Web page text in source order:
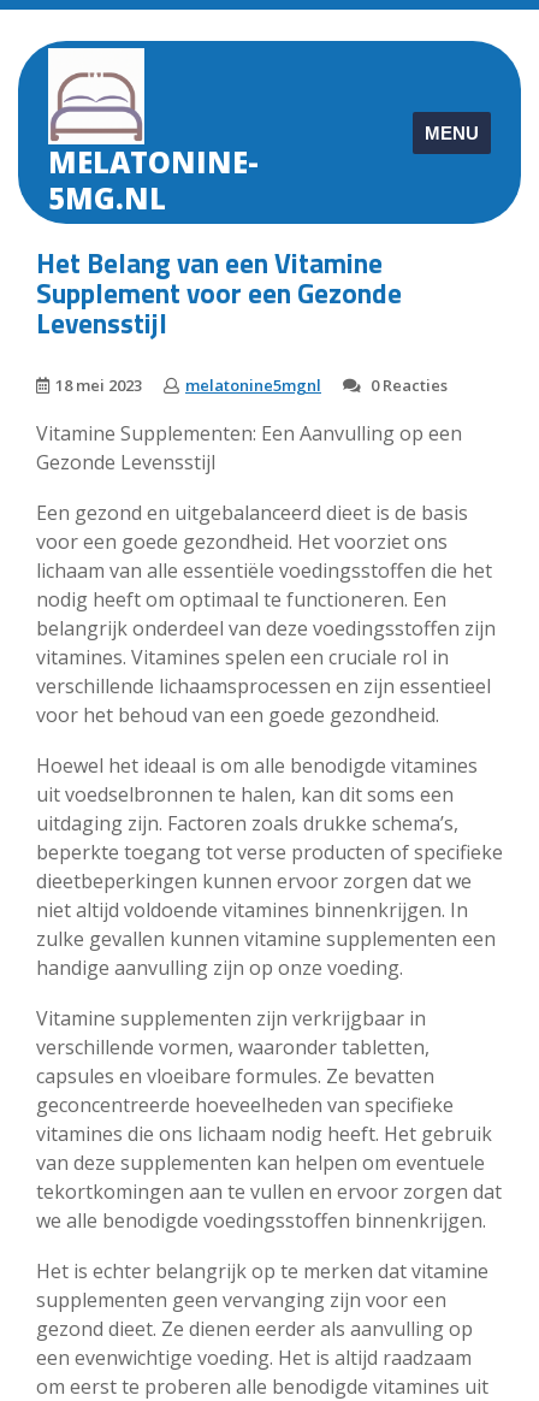
Skip
content
MELATONINE-
5MG.NL
MENU
Het Belang van een Vitamine
Supplement voor een Gezonde
Levensstijl
18 mei 2023 melatonine5mgnl 0 Reacties
Vitamine Supplementen: Een Aanvulling op een
Gezonde Levensstijl
Een gezond en uitgebalanceerd dieet is de basis
voor een goede gezondheid. Het voorziet ons
lichaam van alle essentiële voedingsstoffen die het
nodig heeft om optimaal te functioneren. Een
belangrijk onderdeel van deze voedingsstoffen zijn
vitamines. Vitamines spelen een cruciale rol in
verschillende lichaamsprocessen en zijn essentieel
voor het behoud van een goede gezondheid.
Hoewel het ideaal is om alle benodigde vitamines
uit voedselbronnen te halen, kan dit soms een
uitdaging zijn. Factoren zoals drukke schema’s,
beperkte toegang tot verse producten of specifieke
dieetbeperkingen kunnen ervoor zorgen dat we
niet altijd voldoende vitamines binnenkrijgen. In
zulke gevallen kunnen vitamine supplementen een
handige aanvulling zijn op onze voeding.
Vitamine supplementen zijn verkrijgbaar in
verschillende vormen, waaronder tabletten,
capsules en vloeibare formules. Ze bevatten
geconcentreerde hoeveelheden van specifieke
vitamines die ons lichaam nodig heeft. Het gebruik
van deze supplementen kan helpen om eventuele
tekortkomingen aan te vullen en ervoor zorgen dat
we alle benodigde voedingsstoffen binnenkrijgen.
Het is echter belangrijk op te merken dat vitamine
supplementen geen vervanging zijn voor een
gezond dieet. Ze dienen eerder als aanvulling op
een evenwichtige voeding. Het is altijd raadzaam
om eerst te proberen alle benodigde vitamines uit